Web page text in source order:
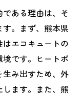
トの導入理由
エコキュート
安全な生活を
生する暮らし
ある理由は、そ
。まず、熊本県
エコキュートの
です。ヒートポ
み出すため、外
ます。また、熊